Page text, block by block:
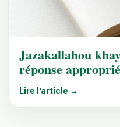
Jazakallahou
réponse
Lire l’article →